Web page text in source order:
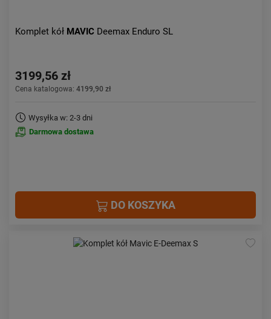
Komplet kół MAVIC Deemax Enduro SL
3199,56 zł
Cena katalogowa: 4199,90 zł
Wysyłka w: 2-3 dni
Darmowa dostawa
DO KOSZYKA